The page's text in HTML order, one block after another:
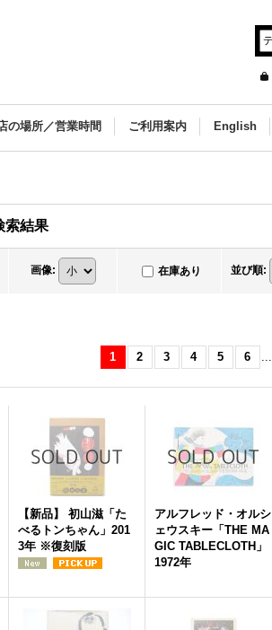
の場所／営業時間 ご利用案内 English
索結果
画像: 在庫あり 並び順:
1 2 3 4 5 6 ...
【新品】 初山滋「た
べるトンちゃん」201
3年 ※復刻版
アルフレッド・オルシ
ェウスキー「THE MA
GIC TABLECLOTH」
1972年